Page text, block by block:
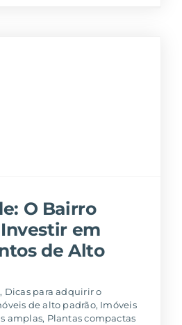
O Bairro
em
de Alto
, Dicas para adquirir o
de alto padrão, Imóveis
amplas, Plantas compactas